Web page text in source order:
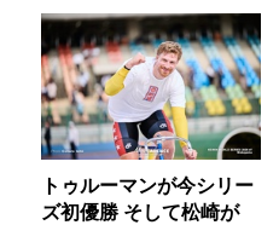
トゥルーマンが今シリー
ズ初優勝 そして松崎が